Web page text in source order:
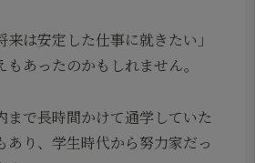
は安定した仕事に就きたい」
あったのかもしれません。
まで長時間かけて通学していた
あり、学生時代から努力家だっ